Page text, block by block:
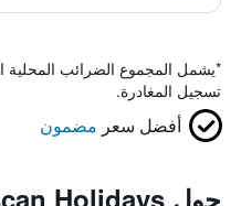
*يشمل المجموع الضرائب المحلية
تسجيل المغادرة.
أفضل سعر مضمون
حول Il Borghetto Tuscan Holidays